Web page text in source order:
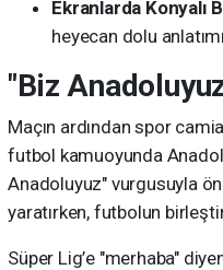
Ekranlarda Konyalı
heyecan dolu
"Biz
Maçın ardından spor
futbol kamuoyunda
Anadoluyuz" vurgusuyla
yaratırken, futbolun
Süper Lig’e "merhaba"